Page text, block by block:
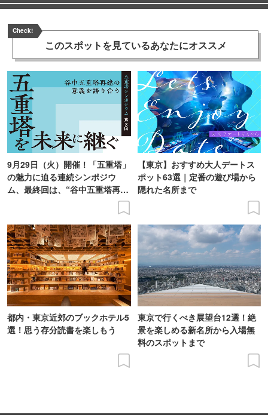
Check!
このスポットを見ているあなたにオススメ
9月29日（火）開催！「五重塔」
の魅力に迫る連続シンポジウ
ム、最終回は、“谷中五重塔再建
【東京】おすすめ大人デートス
ポット63選｜定番の遊び場から
隠れた名所まで
都内・東京近郊のブックホテル5
選！思う存分読書を楽しもう
東京で行くべき展望台12選！絶
景を楽しめる新名所から入場無
料のスポットまで